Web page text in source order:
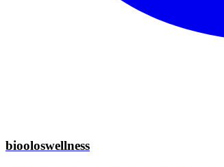
biooloswellness